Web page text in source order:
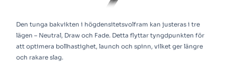
Den tunga bakvikten i högdensitetsvolfram kan justeras i tre
lägen – Neutral, Draw och Fade. Detta flyttar tyngdpunkten för
att optimera bollhastighet, launch och spinn, vilket ger längre
och rakare slag.